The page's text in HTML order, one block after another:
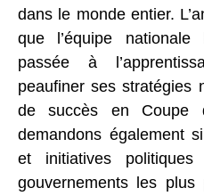
dans le monde entier.
que l’équipe
passée à
peaufiner ses stratégies
de succès en Coupe
demandons également
et initiatives
gouvernements les